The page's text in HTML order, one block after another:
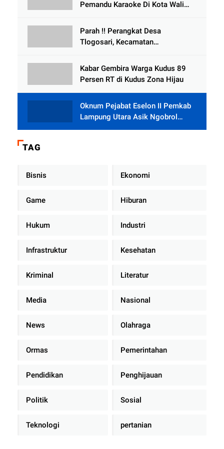
Pemandu Karaoke Di Kota Wali
Parah !! Perangkat Desa
Tlogosari, Kecamatan
Rumah dari BAZNAS
Kabar Gembira Warga Kudus 89
Persen RT di Kudus Zona Hijau
Oknum Pejabat Eselon II Pemkab
Lampung Utara Asik Ngobrol
Dengan Teman Kencan Wanitanya
TAG
Bisnis Ekonomi
Game Hiburan
Hukum Industri
Infrastruktur Kesehatan
Kriminal Literatur
Media Nasional
News Olahraga
Ormas Pemerintahan
Pendidikan Penghijauan
Politik Sosial
Teknologi pertanian